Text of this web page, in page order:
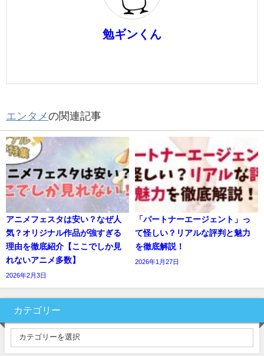
勉ギンくん
エンタメの関連記事
アニメフェスタは安い？なぜ人
気？オリジナル作品が強すぎる
理由を徹底紹介【ここでしか見
れないアニメ多数】
2026年2月3日
「パートナーエージェント」っ
て怪しい？リアルな評判と魅力
を徹底解説！
2026年1月27日
カテゴリー